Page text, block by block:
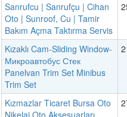
Sanrufcu | Sanrufçu | Cihan
Oto | Sunroof, Cu | Tamir
Bakım Açma Taktırma Servis
Kızaklı Cam-Sliding Window-
Микроавтобус Стек
Panelvan Trim Set Minibus
Trim Set
Kızmazlar Ticaret Bursa Oto
Nikelaj Oto Aksesuarları